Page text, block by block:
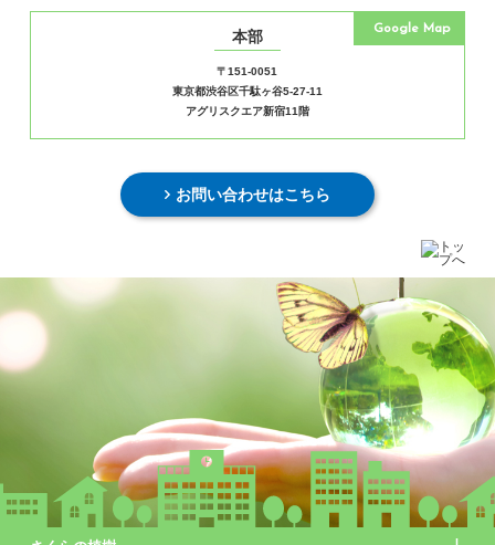
本部
〒151-0051
東京都渋谷区千駄ヶ谷5-27-11
アグリスクエア新宿11階
Google Map
お問い合わせはこちら